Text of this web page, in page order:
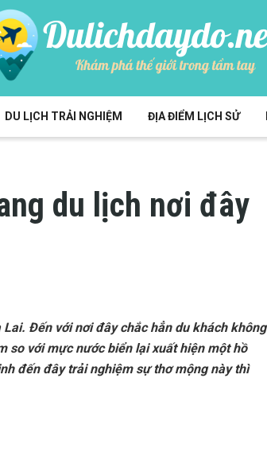
DU LỊCH TRẢI NGHIỆM ĐỊA ĐIỂM LỊCH SỬ
du lịch nơi đây
Đến với nơi đây chắc hẳn du khách không
so với mực nước biển lại xuất hiện một hồ
đến đây trải nghiệm sự thơ mộng này thì